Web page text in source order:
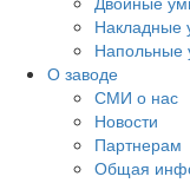
Накладные
Напольные
О заводе
СМИ о нас
Новости
Партнерам
Общая